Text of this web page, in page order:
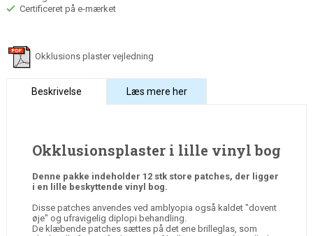
Certificeret på e-mærket
Okklusions plaster vejledning
Beskrivelse Læs mere her
Okklusionsplaster i lille vinyl bog
Denne pakke indeholder 12 stk store patches, der ligger
i en lille beskyttende vinyl bog.
Disse patches anvendes ved amblyopia også kaldet "dovent
øje" og ufravigelig diplopi behandling.
De klæbende patches sættes på det ene brilleglas, som